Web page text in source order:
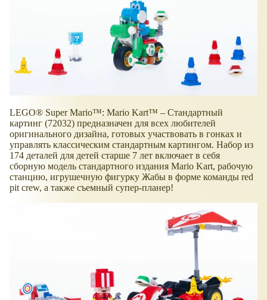
LEGO® Super Mario™: Mario Kart™ – Стандартный
картинг (72032) предназначен для всех любителей
оригинального дизайна, готовых участвовать в гонках и
управлять классическим стандартным картингом. Набор из
174 деталей для детей старше 7 лет включает в себя
сборную модель стандартного издания Mario Kart, рабочую
станцию, игрушечную фигурку Жабы в форме команды red
pit crew, а также съемный супер-планер!